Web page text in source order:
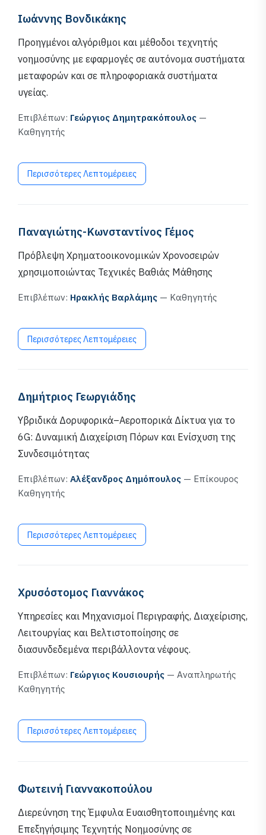
Ιωάννης Βονδικάκης
Προηγμένοι αλγόριθμοι και μέθοδοι τεχνητής
νοημοσύνης με εφαρμογές σε αυτόνομα συστήματα
μεταφορών και σε πληροφοριακά συστήματα
υγείας.
Επιβλέπων: Γεώργιος Δημητρακόπουλος —
Καθηγητής
Περισσότερες Λεπτομέρειες
Παναγιώτης-Κωνσταντίνος Γέμος
Πρόβλεψη Χρηματοοικονομικών Χρονοσειρών
χρησιμοποιώντας Τεχνικές Βαθιάς Μάθησης
Επιβλέπων: Ηρακλής Βαρλάμης — Καθηγητής
Περισσότερες Λεπτομέρειες
Δημήτριος Γεωργιάδης
Υβριδικά Δορυφορικά–Αεροπορικά Δίκτυα για το
6G: Δυναμική Διαχείριση Πόρων και Ενίσχυση της
Συνδεσιμότητας
Επιβλέπων: Αλέξανδρος Δημόπουλος — Επίκουρος
Καθηγητής
Περισσότερες Λεπτομέρειες
Χρυσόστομος Γιαννάκος
Υπηρεσίες και Μηχανισμοί Περιγραφής, Διαχείρισης,
Λειτουργίας και Βελτιστοποίησης σε
διασυνδεδεμένα περιβάλλοντα νέφους.
Επιβλέπων: Γεώργιος Κουσιουρής — Αναπληρωτής
Καθηγητής
Περισσότερες Λεπτομέρειες
Φωτεινή Γιαννακοπούλου
Διερεύνηση της Έμφυλα Ευαισθητοποιημένης και
Επεξηγήσιμης Τεχνητής Νοημοσύνης σε